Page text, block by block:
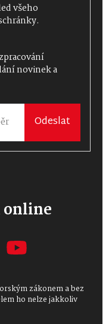
všeho
novinek a
Odeslat
online
zákonem a bez
ho nelze jakkoliv